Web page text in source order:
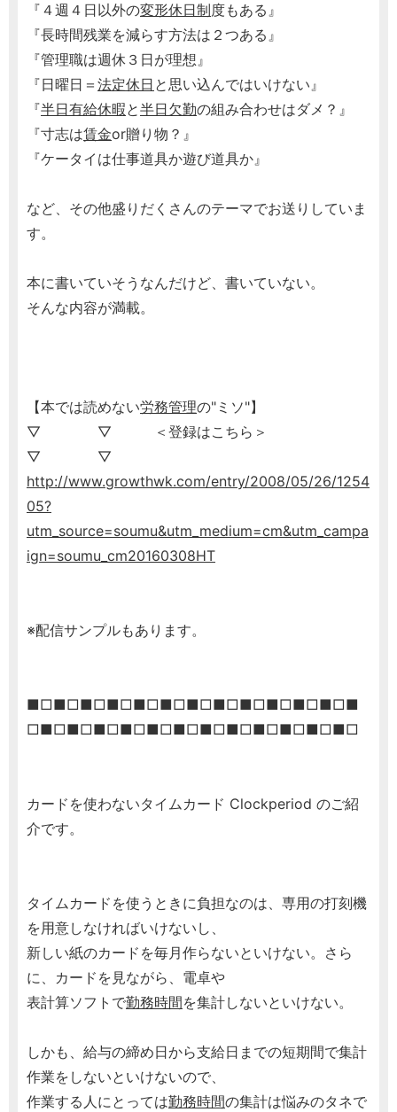
『４週４日以外の変形休日制度もある』
『長時間残業を減らす方法は２つある』
『管理職は週休３日が理想』
『日曜日＝ 法定休日 と思い込んではいけない』
『半日有給休暇と半日欠勤の組み合わせはダメ？』
『寸志は賃金or贈り物？』
『ケータイは仕事道具か遊び道具か』
など、その他盛りだくさんのテーマでお送りしていま
す。
本に書いていそうなんだけど、書いていない。
そんな内容が満載。
【本では読めない労務管理の"ミソ"】
▽ ▽ ＜登録はこちら＞
▽ ▽
http://www.growthwk.com/entry/2008/05/26/1254
05?
utm_source=soumu&utm_medium=cm&utm_campa
ign=soumu_cm20160308HT
※配信サンプルもあります。
■□■□■□■□■□■□■□■□■□■□■□■□■
□■□■□■□■□■□■□■□■□■□■□■□■□
カードを使わないタイムカード Clockperiod のご紹
介です。
タイムカードを使うときに負担なのは、専用の打刻機
を用意しなければいけないし、
新しい紙のカードを毎月作らないといけない。さら
に、カードを見ながら、電卓や
表計算ソフトで勤務時間を集計しないといけない。
しかも、給与の締め日から支給日までの短期間で集計
作業をしないといけないので、
作業する人にとっては勤務時間の集計は悩みのタネで